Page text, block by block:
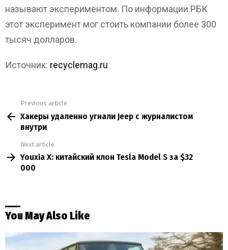
называют экспериментом. По информации РБК
этот эксперимент мог стоить компании более 300
тысяч долларов.
Источник: recyclemag.ru
more
Previous article
Хакеры удаленно угнали Jeep с журналистом
внутри
Next article
Youxia X: китайский клон Tesla Model S за $32
000
You May Also Like